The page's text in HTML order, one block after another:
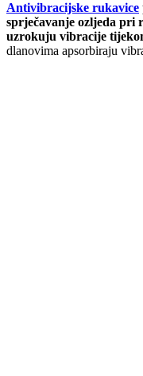
Antivibracijske rukavice
sprječavanje ozljeda pri
uzrokuju vibracije
dlanovima apsorbiraju